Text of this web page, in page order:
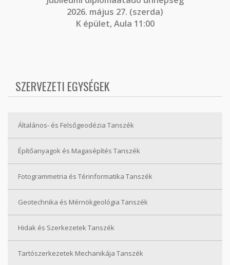
2026. május 27. (szerda)
K épület, Aula 11:00
SZERVEZETI EGYSÉGEK
Általános- és Felsőgeodézia Tanszék
Építőanyagok és Magasépítés Tanszék
Fotogrammetria és Térinformatika Tanszék
Geotechnika és Mérnökgeológia Tanszék
Hidak és Szerkezetek Tanszék
Tartószerkezetek Mechanikája Tanszék